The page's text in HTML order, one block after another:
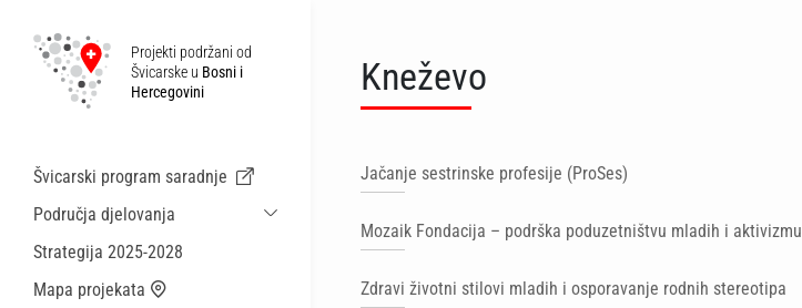
Projekti podržani od
Švicarske u Bosni i
Hercegovini
Švicarski program saradnje
Područja djelovanja
Održiva ekonomska saradnja i migracije
Strategija 2025-2028
Mapa projekata
Kneževo
Jačanje sestrinske profesije (ProSes)
Mozaik Fondacija – podrška poduzetništvu mladih i aktivizmu
Zdravi životni stilovi mladih i osporavanje rodnih stereotipa